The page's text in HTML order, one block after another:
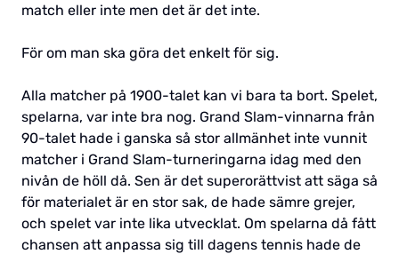
match eller inte men det är det inte.
För om man ska göra det enkelt för sig.
Alla matcher på 1900-talet kan vi bara ta bort. Spelet,
spelarna, var inte bra nog. Grand Slam-vinnarna från
90-talet hade i ganska så stor allmänhet inte vunnit
matcher i Grand Slam-turneringarna idag med den
nivån de höll då. Sen är det superorättvist att säga så
för materialet är en stor sak, de hade sämre grejer,
och spelet var inte lika utvecklat. Om spelarna då fått
chansen att anpassa sig till dagens tennis hade de